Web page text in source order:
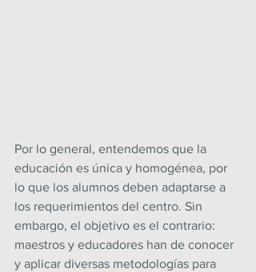
Por lo general, entendemos que la
educación es única y homogénea, por
lo que los alumnos deben adaptarse a
los requerimientos del centro. Sin
embargo, el objetivo es el contrario:
maestros y educadores han de conocer
y aplicar diversas metodologías para